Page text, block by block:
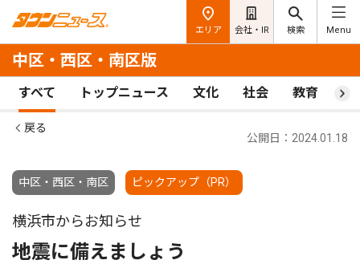
エリア 会社・IR 検索 Menu
中区・西区・南区版
すべて トップニュース 文化 社会 教育 ス
戻る
中区・西区・南区 ピックアップ（PR）
公開日：2024.01.18
横浜市からお知らせ
地震に備えましょう